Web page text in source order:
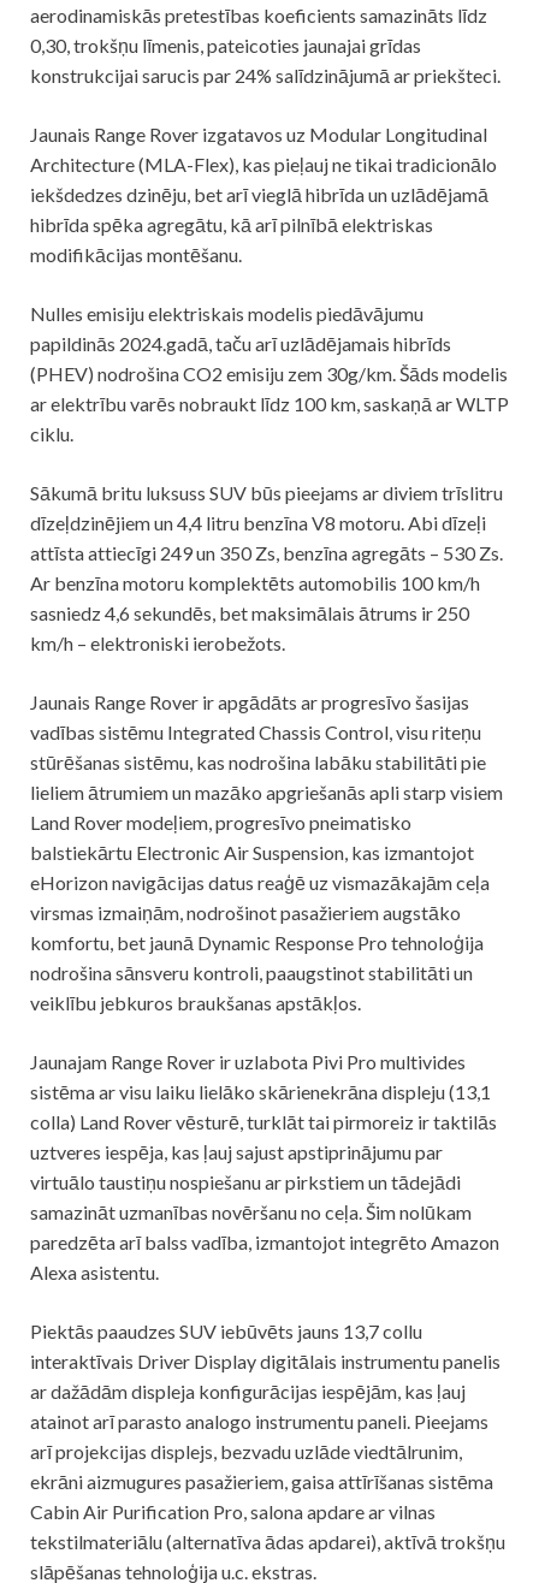
aerodinamiskās pretestības koeficients samazināts līdz
0,30, trokšņu līmenis, pateicoties jaunajai grīdas
konstrukcijai sarucis par 24% salīdzinājumā ar priekšteci.
Jaunais Range Rover izgatavos uz Modular Longitudinal
Architecture (MLA-Flex), kas pieļauj ne tikai tradicionālo
iekšdedzes dzinēju, bet arī vieglā hibrīda un uzlādējamā
hibrīda spēka agregātu, kā arī pilnībā elektriskas
modifikācijas montēšanu.
Nulles emisiju elektriskais modelis piedāvājumu
papildinās 2024.gadā, taču arī uzlādējamais hibrīds
(PHEV) nodrošina CO2 emisiju zem 30g/km. Šāds modelis
ar elektrību varēs nobraukt līdz 100 km, saskaņā ar WLTP
ciklu.
Sākumā britu luksuss SUV būs pieejams ar diviem trīslitru
dīzeļdzinējiem un 4,4 litru benzīna V8 motoru. Abi dīzeļi
attīsta attiecīgi 249 un 350 Zs, benzīna agregāts – 530 Zs.
Ar benzīna motoru komplektēts automobilis 100 km/h
sasniedz 4,6 sekundēs, bet maksimālais ātrums ir 250
km/h – elektroniski ierobežots.
Jaunais Range Rover ir apgādāts ar progresīvo šasijas
vadības sistēmu Integrated Chassis Control, visu riteņu
stūrēšanas sistēmu, kas nodrošina labāku stabilitāti pie
lieliem ātrumiem un mazāko apgriešanās apli starp visiem
Land Rover modeļiem, progresīvo pneimatisko
balstiekārtu Electronic Air Suspension, kas izmantojot
eHorizon navigācijas datus reaģē uz vismazākajām ceļa
virsmas izmaiņām, nodrošinot pasažieriem augstāko
komfortu, bet jaunā Dynamic Response Pro tehnoloģija
nodrošina sānsveru kontroli, paaugstinot stabilitāti un
veiklību jebkuros braukšanas apstākļos.
Jaunajam Range Rover ir uzlabota Pivi Pro multivides
sistēma ar visu laiku lielāko skārienekrāna displeju (13,1
colla) Land Rover vēsturē, turklāt tai pirmoreiz ir taktilās
uztveres iespēja, kas ļauj sajust apstiprinājumu par
virtuālo taustiņu nospiešanu ar pirkstiem un tādejādi
samazināt uzmanības novēršanu no ceļa. Šim nolūkam
paredzēta arī balss vadība, izmantojot integrēto Amazon
Alexa asistentu.
Piektās paaudzes SUV iebūvēts jauns 13,7 collu
interaktīvais Driver Display digitālais instrumentu panelis
ar dažādām displeja konfigurācijas iespējām, kas ļauj
atainot arī parasto analogo instrumentu paneli. Pieejams
arī projekcijas displejs, bezvadu uzlāde viedtālrunim,
ekrāni aizmugures pasažieriem, gaisa attīrīšanas sistēma
Cabin Air Purification Pro, salona apdare ar vilnas
tekstilmateriālu (alternatīva ādas apdarei), aktīvā trokšņu
slāpēšanas tehnoloģija u.c. ekstras.